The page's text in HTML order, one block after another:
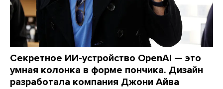
Секретное ИИ-устройство OpenAI — это
умная колонка в форме пончика. Дизайн
разработала компания Джони Айва